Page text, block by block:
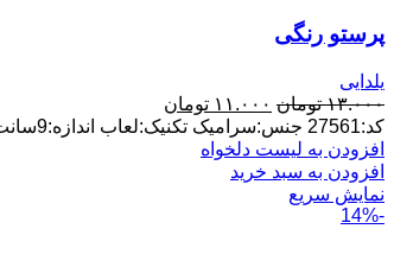
پرستو رنگی
یلدایی
۱۳.۰۰۰ تومان قیمت
اصلی:
۱۳.۰۰۰ تومان
بود.
۱۱.۰۰۰ تومان
فعلی:
کد:27561 جنس:سرامیک تکنیک:لعاب اندازه:9سانت تعداددرکارتن:240عدد پخش عمده ارسال ازلالجین
افزودن به لیست دلخواه
افزودن به سبد خرید
نمایش سریع
-14%